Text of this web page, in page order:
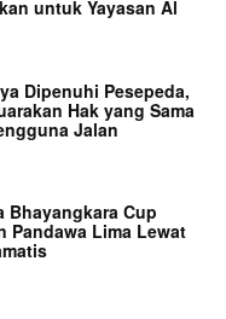
untuk Yayasan Al
Dipenuhi Pesepeda,
Hak yang Sama
Jalan
Bhayangkara Cup
Pandawa Lima Lewat